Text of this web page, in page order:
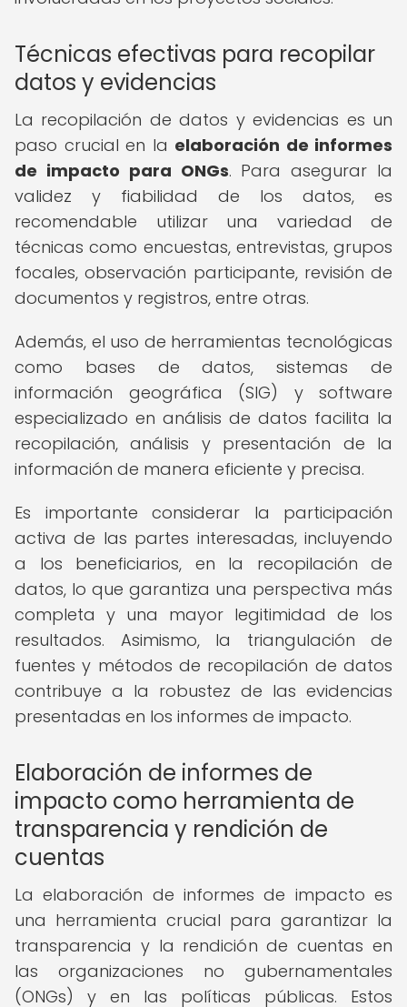
Técnicas efectivas para recopilar
datos y evidencias
La recopilación de datos y evidencias es un
paso crucial en la elaboración de informes
de impacto para ONGs. Para asegurar la
validez y fiabilidad de los datos, es
recomendable utilizar una variedad de
técnicas como encuestas, entrevistas, grupos
focales, observación participante, revisión de
documentos y registros, entre otras.
Además, el uso de herramientas tecnológicas
como bases de datos, sistemas de
información geográfica (SIG) y software
especializado en análisis de datos facilita la
recopilación, análisis y presentación de la
información de manera eficiente y precisa.
Es importante considerar la participación
activa de las partes interesadas, incluyendo
a los beneficiarios, en la recopilación de
datos, lo que garantiza una perspectiva más
completa y una mayor legitimidad de los
resultados. Asimismo, la triangulación de
fuentes y métodos de recopilación de datos
contribuye a la robustez de las evidencias
presentadas en los informes de impacto.
Elaboración de informes de
impacto como herramienta de
transparencia y rendición de
cuentas
La elaboración de informes de impacto es
una herramienta crucial para garantizar la
transparencia y la rendición de cuentas en
las organizaciones no gubernamentales
(ONGs) y en las políticas públicas. Estos